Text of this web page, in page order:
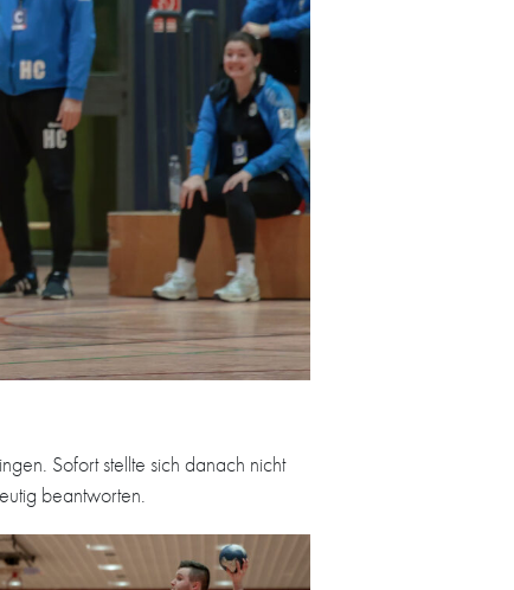
Sofort stellte sich danach nicht
beantworten.